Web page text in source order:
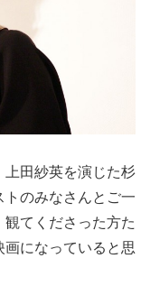
上田紗英を演じた杉
のみなさんとご一
てくださった方た
になっていると思